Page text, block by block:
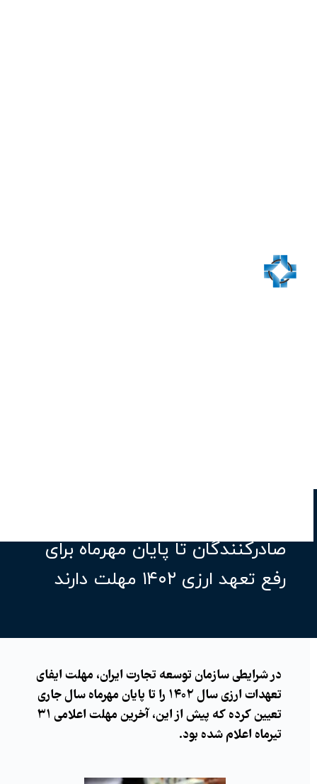
صادرکنندگان تا پایان مهرماه برای
رفع تعهد ارزی ۱۴۰۲ مهلت دارند
در شرایطی سازمان توسعه تجارت ایران، مهلت ایفای
تعهدات ارزی سال ۱۴۰۲ را تا پایان مهرماه سال جاری
تعیین کرده که پیش از این، آخرین مهلت اعلامی ۳۱
تیرماه اعلام شده بود.